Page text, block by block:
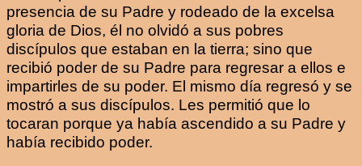
presencia de su Padre y rodeado de la excelsa
gloria de Dios, él no olvidó a sus pobres
discípulos que estaban en la tierra; sino que
recibió poder de su Padre para regresar a ellos e
impartirles de su poder. El mismo día regresó y se
mostró a sus discípulos. Les permitió que lo
tocaran porque ya había ascendido a su Padre y
había recibido poder.